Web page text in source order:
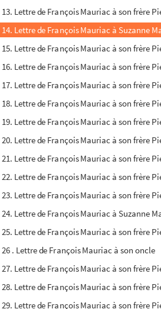
13. Lettre de François Mauriac à son frère
14. Lettre de François Mauriac à Suzanne
15. Lettre de François Mauriac à son frère
16. Lettre de François Mauriac à son frère
17. Lettre de François Mauriac à son frère
18. Lettre de François Mauriac à son frère
19. Lettre de François Mauriac à son frère
20. Lettre de François Mauriac à son frère
21. Lettre de François Mauriac à son frère
22. Lettre de François Mauriac à son frère
23. Lettre de François Mauriac à son frère
24. Lettre de François Mauriac à Suzanne
25. Lettre de François Mauriac à son frère
26 . Lettre de François Mauriac à son oncle
27. Lettre de François Mauriac à son frère
28. Lettre de François Mauriac à son frère
29. Lettre de François Mauriac à son frère